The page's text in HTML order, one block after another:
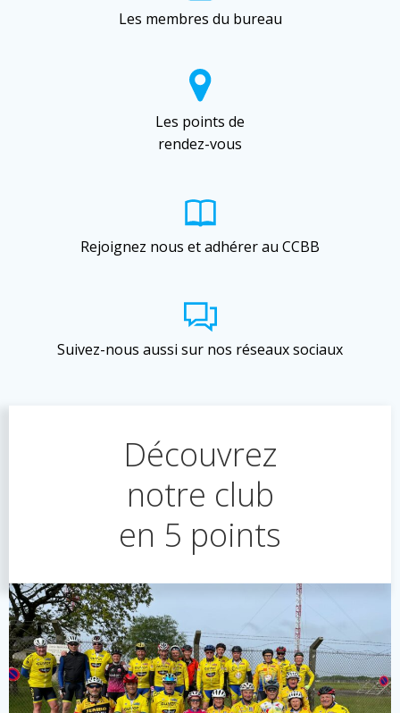
Les membres du bureau
Les points de
rendez-vous
Rejoignez nous et adhérer au CCBB
Suivez-nous aussi sur nos réseaux sociaux
Découvrez
notre club
en 5 points